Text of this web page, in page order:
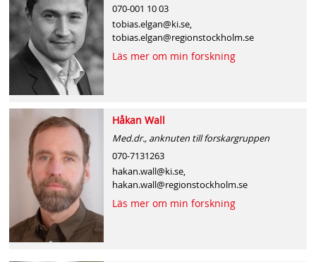
070-001 10 03
tobias.elgan@ki.se,
tobias.elgan@regionstockholm.se
Läs mer om min forskning
Håkan Wall
Med.dr., anknuten till forskargruppen
070-7131263
hakan.wall@ki.se,
hakan.wall@regionstockholm.se
Läs mer om min forskning